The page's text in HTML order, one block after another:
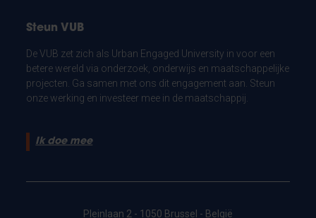
Steun VUB
De VUB zet zich als Urban Engaged University in voor een
betere wereld via onderzoek, onderwijs en maatschappelijke
projecten. Ga samen met ons dit engagement aan. Steun
onze werking en investeer mee in de maatschappij.
Ik doe mee
Pleinlaan 2 - 1050 Brussel - België